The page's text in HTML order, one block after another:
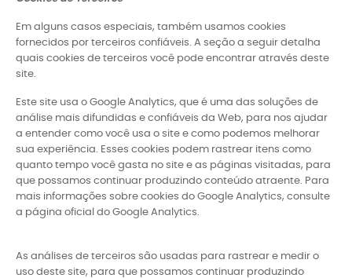
Em alguns casos especiais, também usamos cookies
fornecidos por terceiros confiáveis. A seção a seguir detalha
quais cookies de terceiros você pode encontrar através deste
site.
Este site usa o Google Analytics, que é uma das soluções de
análise mais difundidas e confiáveis ​​da Web, para nos ajudar
a entender como você usa o site e como podemos melhorar
sua experiência. Esses cookies podem rastrear itens como
quanto tempo você gasta no site e as páginas visitadas, para
que possamos continuar produzindo conteúdo atraente. Para
mais informações sobre cookies do Google Analytics, consulte
a página oficial do Google Analytics.
As análises de terceiros são usadas para rastrear e medir o
uso deste site, para que possamos continuar produzindo